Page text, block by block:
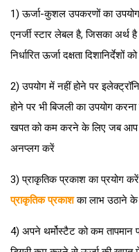
1) ऊर्जा-कुशल उपकरणों का
एनर्जी स्टार लेबल है, जिसका अर्थ है
निर्धारित ऊर्जा दक्षता दिशानिर्देशों
2) उपयोग में नहीं होने पर
होने पर भी बिजली का उपयोग
खपत को कम करने के लिए जब आप
अनप्लग करें
3) प्राकृतिक प्रकाश का प्रयोग
प्राकृतिक प्रकाशका लाभ उठाने के
4) अपने थर्मोस्टैट को कम